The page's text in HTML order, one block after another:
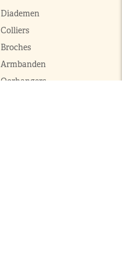
Diademen
Colliers
Broches
Armbanden
Oorhangers